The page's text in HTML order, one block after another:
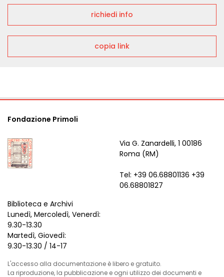
richiedi info
copia link
Fondazione Primoli
Via G. Zanardelli, 1 00186
Roma (RM)
Tel: +39 06.68801136 +39
06.68801827
Biblioteca e Archivi
Lunedì, Mercoledì, Venerdì:
9.30-13.30
Martedì, Giovedì:
9.30-13.30 / 14-17
L'accesso alla documentazione è libero e gratuito.
La riproduzione, la pubblicazione e ogni utilizzo dei documenti e